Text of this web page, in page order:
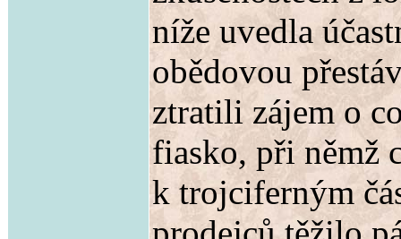
níže uvedla
obědovou
ztratili zájem o
fiasko, při němž
k trojciferným